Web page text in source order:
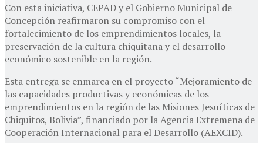
Con esta iniciativa, CEPAD y el Gobierno Municipal de
Concepción reafirmaron su compromiso con el
fortalecimiento de los emprendimientos locales, la
preservación de la cultura chiquitana y el desarrollo
económico sostenible en la región.
Esta entrega se enmarca en el proyecto “Mejoramiento de
las capacidades productivas y económicas de los
emprendimientos en la región de las Misiones Jesuíticas de
Chiquitos, Bolivia”, financiado por la Agencia Extremeña de
Cooperación Internacional para el Desarrollo (AEXCID).